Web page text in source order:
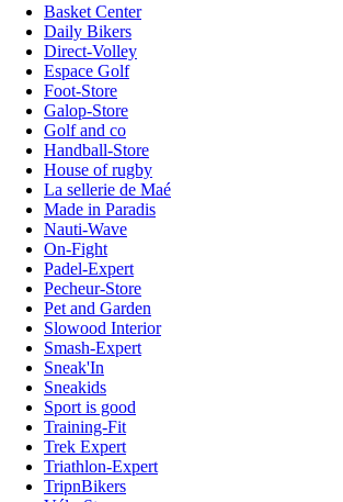
Basket Center
Daily Bikers
Direct-Volley
Espace Golf
Foot-Store
Galop-Store
Golf and co
Handball-Store
House of rugby
La sellerie de Maé
Made in Paradis
Nauti-Wave
On-Fight
Padel-Expert
Pecheur-Store
Pet and Garden
Slowood Interior
Smash-Expert
Sneak'In
Sneakids
Sport is good
Training-Fit
Trek Expert
Triathlon-Expert
TripnBikers